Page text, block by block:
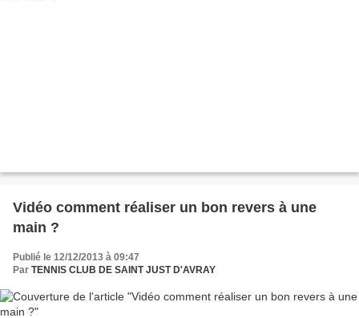
Vidéo comment réaliser un bon revers à une
main ?
Publié le 12/12/2013 à 09:47
Par TENNIS CLUB DE SAINT JUST D'AVRAY